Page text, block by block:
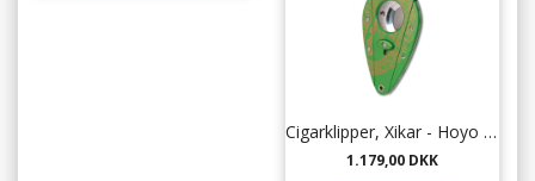
Cigarklipper, Xikar - Hoyo de Monterrey
1.179,00 DKK